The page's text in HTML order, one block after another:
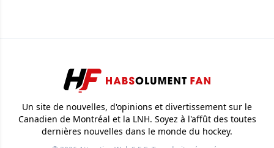
Un site de nouvelles, d'opinions et divertissement sur le
Canadien de Montréal et la LNH. Soyez à l'affût des toutes
dernières nouvelles dans le monde du hockey.